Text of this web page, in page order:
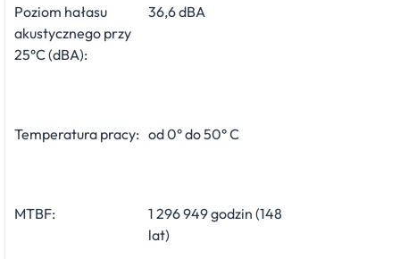
Poziom hałasu
akustycznego przy
25°C (dBA):
36,6 dBA
Temperatura pracy: od 0° do 50° C
MTBF:
1 296 949 godzin (148
lat)